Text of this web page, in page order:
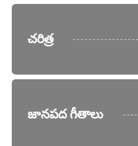
చరిత్ర
జానపద గీతాలు